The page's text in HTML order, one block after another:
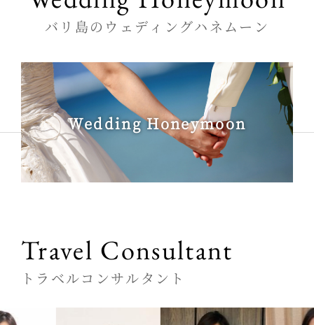
バリ島のウェディングハネムーン
Wedding Honeymoon
Travel Consultant
トラベルコンサルタント